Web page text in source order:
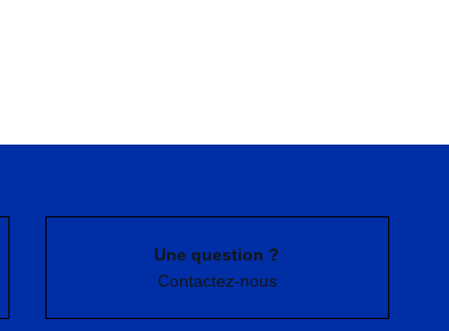
Une question ?
Contactez-nous